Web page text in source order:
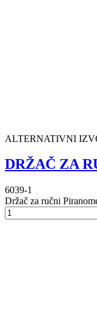
ALTERNATIVNI
DRŽAČ ZA
6039-1
Držač za ručni